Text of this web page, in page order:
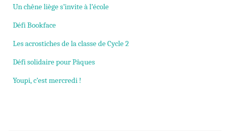
Un chêne liège s’invite à l’école
Défi Bookface
Les acrostiches de la classe de Cycle 2
Défi solidaire pour Pâques
Youpi, c’est mercredi !